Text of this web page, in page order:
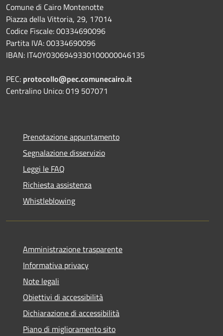
Comune di Cairo Montenotte
Piazza della Vittoria, 29, 17014
Codice Fiscale: 00334690096
Partita IVA: 00334690096
IBAN: IT40Y0306949330100000046135
PEC: protocollo@pec.comunecairo.it
Centralino Unico: 019 507071
Prenotazione appuntamento
Segnalazione disservizio
Leggi le FAQ
Richiesta assistenza
Whistleblowing
Amministrazione trasparente
Informativa privacy
Note legali
Obiettivi di accessibilità
Dichiarazione di accessibilità
Piano di miglioramento sito